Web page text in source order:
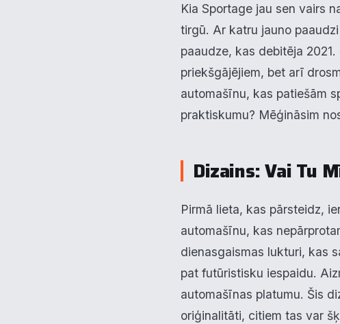
Kia Sportage jau sen vairs
tirgū. Ar katru jauno
paaudze, kas debitēja
priekšgājējiem, bet arī
automašīnu, kas patiešām
praktiskumu? Mēģināsim
Dizains: Vai Tu
Pirmā lieta, kas pārsteidz,
automašīnu, kas
dienasgaismas lukturi, kas
pat futūristisku iespaidu.
automašīnas platumu. Šis
oriģinalitāti, citiem tas var